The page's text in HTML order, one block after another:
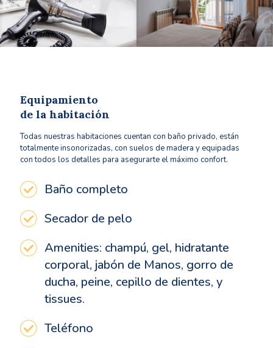
Equipamiento
de la habitación
Todas nuestras habitaciones cuentan con baño privado, están
totalmente insonorizadas, con suelos de madera y equipadas
con todos los detalles para asegurarte el máximo confort.
Baño completo
Secador de pelo
Amenities: champú, gel, hidratante
corporal, jabón de Manos, gorro de
ducha, peine, cepillo de dientes, y
tissues.
Teléfono